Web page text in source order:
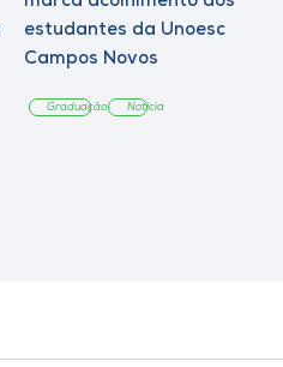
estudantes da Unoesc
Campos Novos
Graduação Notícia